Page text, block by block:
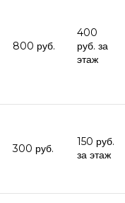
800 руб.
400
руб. за
этаж
300 руб.
150 руб.
за этаж